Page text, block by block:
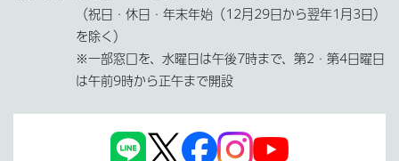
（祝日・休日・年末年始（12月29日から翌年1月3日）
を除く）
※一部窓口を、水曜日は午後7時まで、第2・第4日曜日
は午前9時から正午まで開設